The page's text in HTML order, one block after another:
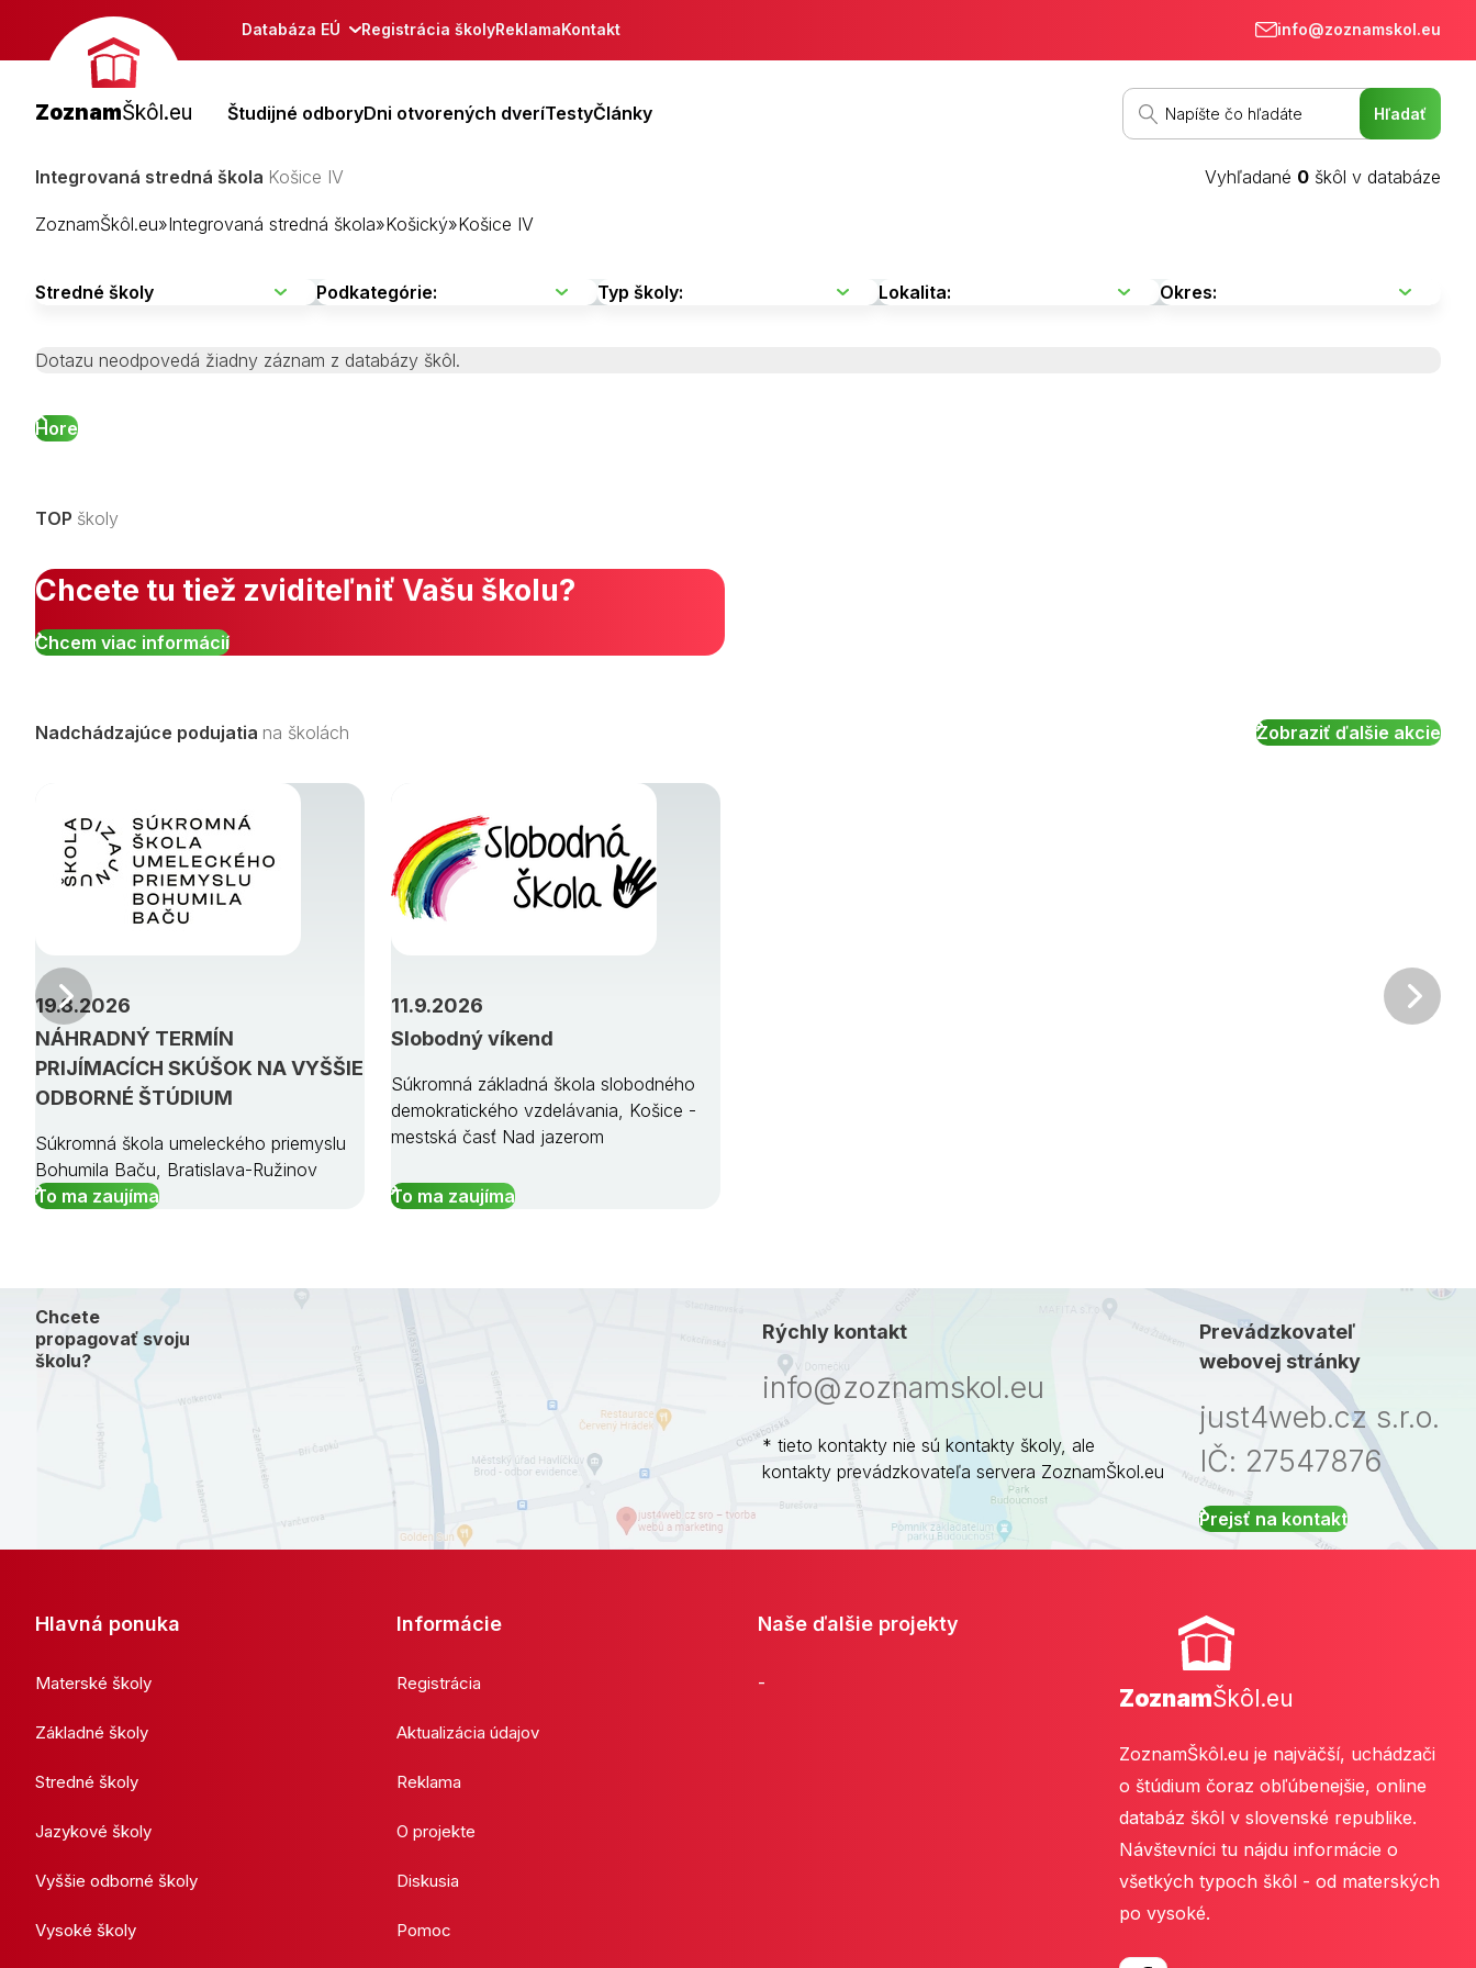
Databáza EÚ Registrácia školyReklamaKontakt info@zoznamskol.eu
ZoznamŠkôl.eu Študijné odboryDni otvorených dveríTestyČlánky
Integrovaná stredná škola Košice IV Vyhľadané 0 škôl v databáze
ZoznamŠkôl.eu»Integrovaná stredná škola»Košický»Košice IV
Dotazu neodpovedá žiadny záznam z databázy škôl.
Hore
TOP školy
Chcete tu tiež zviditeľniť Vašu školu?
Chcem viac informácií
Nadchádzajúce podujatia na školách Zobraziť ďalšie akcie
NÁHRADNÝ TERMÍN
PRIJÍMACÍCH SKÚŠOK NA VYŠŠIE
ODBORNÉ ŠTÚDIUM
19.8.2026
Súkromná škola umeleckého priemyslu
Bohumila Baču, Bratislava-Ružinov
To ma zaujíma
Slobodný víkend
11.9.2026
Súkromná základná škola slobodného
demokratického vzdelávania, Košice -
mestská časť Nad jazerom
To ma zaujíma
Predchádzajúci
Chcete
propagovať svoju
školu?
Rýchly kontakt
info@zoznamskol.eu
* tieto kontakty nie sú kontakty školy, ale
kontakty prevádzkovateľa servera ZoznamŠkol.eu
Prevádzkovateľ
webovej stránky
just4web.cz s.r.o.
IČ: 27547876
Prejsť na kontakt
Hlavná ponuka
Materské školy
Základné školy
Stredné školy
Jazykové školy
Vyššie odborné školy
Vysoké školy
Informácie
Registrácia
Aktualizácia údajov
Reklama
O projekte
Diskusia
Pomoc
Naše ďalšie projekty
-
ZoznamŠkôl.eu
ZoznamŠkôl.eu je najväčší, uchádzači
o štúdium čoraz obľúbenejšie, online
databáz škôl v slovenské republike.
Návštevníci tu nájdu informácie o
všetkých typoch škôl - od materských
po vysoké.